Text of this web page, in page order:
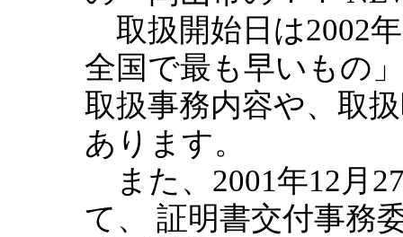
取扱開始日は2002
全国で最も早いもの
取扱事務内容や、取
あります。
また、2001年12月
て、 証明書交付事務